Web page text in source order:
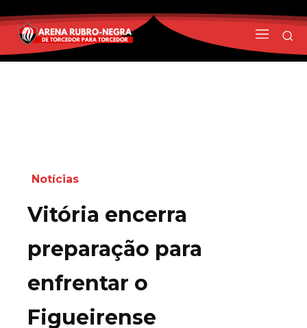
Notícias
Vitória encerra
preparação para
enfrentar o
Figueirense